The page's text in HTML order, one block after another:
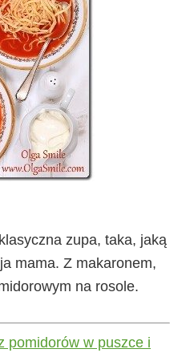
zupa, taka, jaką
mama. Z makaronem,
na rosole.
pomidorów w puszce i